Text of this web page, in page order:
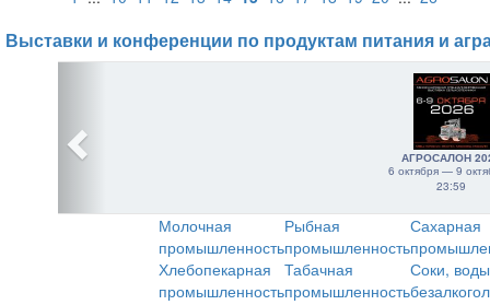
Выставки и конференции по продуктам питания и
АГРОСАЛОН
6 октября — 9
23:59
Молочная
промышленность
Рыбная
промышленность
Сахарная
Хлебопекарная
промышленность
Табачная
промышленность
Соки,